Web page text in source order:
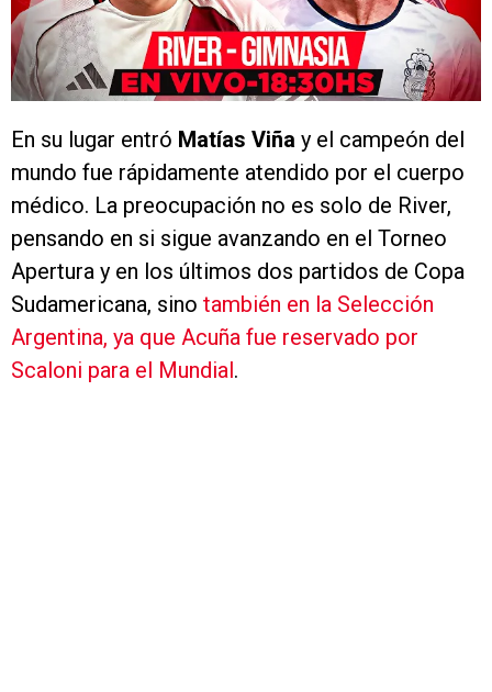
En su lugar entró Matías Viña y el campeón del
mundo fue rápidamente atendido por el cuerpo
médico. La preocupación no es solo de River,
pensando en si sigue avanzando en el Torneo
Apertura y en los últimos dos partidos de Copa
Sudamericana, sino también en la Selección
Argentina, ya que Acuña fue reservado por
Scaloni para el Mundial.